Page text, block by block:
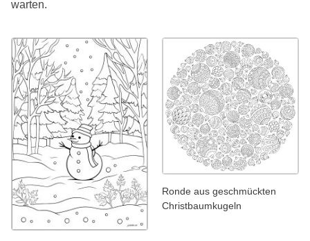
warten.
Ronde aus geschmückten
Christbaumkugeln